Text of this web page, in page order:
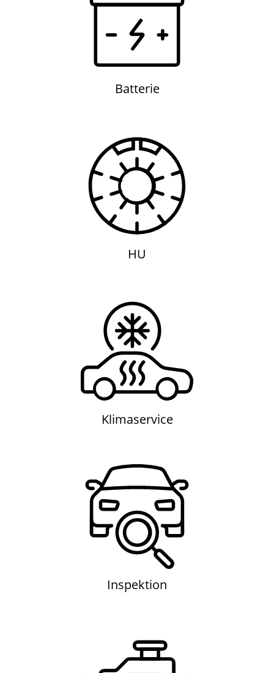
Batterie
Batterie
HU
Klimaservice
Klimaservice
Inspektion
Inspektion